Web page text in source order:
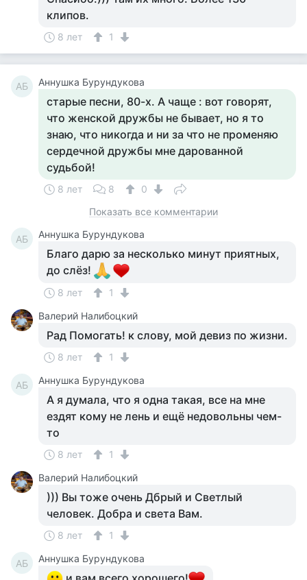
клипов.
8 лет 1
АБ Аннушка Бурундукова
старые песни, 80-х. А чаще : вот говорят,
что женской дружбы не бывает, но я то
знаю, что никогда и ни за что не променяю
сердечной дружбы мне дарованной
судьбой!
8 лет 8
0
Показать все комментарии
АБ Аннушка Бурундукова
Благо дарю за несколько минут приятных,
до слёз!
8 лет
1
Валерий Налибоцкий
Рад Помогать! к слову, мой девиз по жизни.
8 лет 1
АБ Аннушка Бурундукова
А я думала, что я одна такая, все на мне
ездят кому не лень и ещё недовольны чем-
то
8 лет
1
Валерий Налибоцкий
))) Вы тоже очень Дбрый и Светлый
человек. Добра и света Вам.
8 лет 1
АБ Аннушка Бурундукова